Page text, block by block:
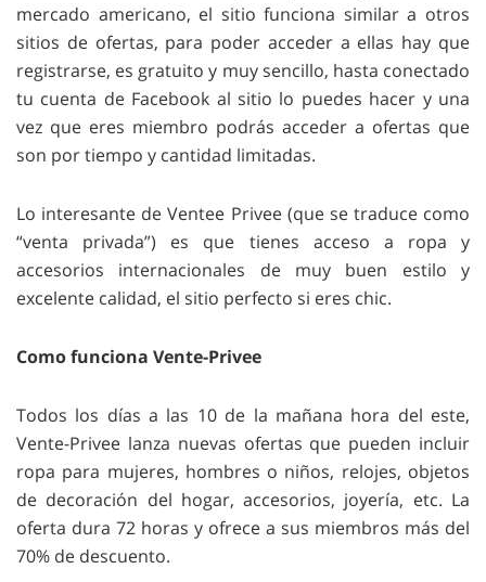
mercado americano, el sitio funciona similar a otros
sitios de ofertas, para poder acceder a ellas hay que
registrarse, es gratuito y muy sencillo, hasta conectado
tu cuenta de Facebook al sitio lo puedes hacer y una
vez que eres miembro podrás acceder a ofertas que
son por tiempo y cantidad limitadas.
Lo interesante de Ventee Privee (que se traduce como
“venta privada”) es que tienes acceso a ropa y
accesorios internacionales de muy buen estilo y
excelente calidad, el sitio perfecto si eres chic.
Como funciona Vente-Privee
Todos los días a las 10 de la mañana hora del este,
Vente-Privee lanza nuevas ofertas que pueden incluir
ropa para mujeres, hombres o niños, relojes, objetos
de decoración del hogar, accesorios, joyería, etc. La
oferta dura 72 horas y ofrece a sus miembros más del
70% de descuento.